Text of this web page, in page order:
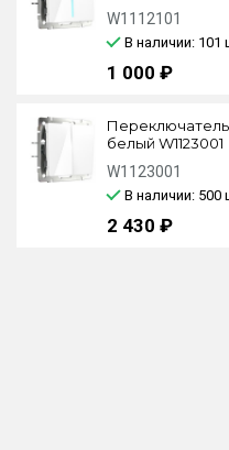
W1112101
В наличии: 101
1 000 ₽
белый W1123001
W1123001
В наличии: 500
2 430 ₽